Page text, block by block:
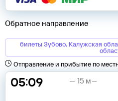
Обратное направление
билеты Зубово, Калужская
Отправление и прибытие по
05:09 15 м